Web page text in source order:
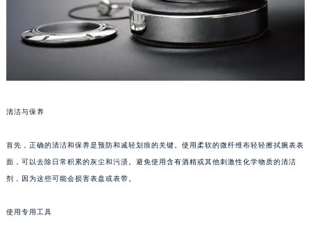
清洁与保养
首先，正确的清洁和保养是预防和减轻划痕的关键。使用柔软的微纤维布轻轻擦拭腕表表
面，可以去除日常积累的灰尘和污渍。避免使用含有酒精或其他刺激性化学物质的清洁
剂，因为这些可能会损害表盘或表带。
使用专用工具